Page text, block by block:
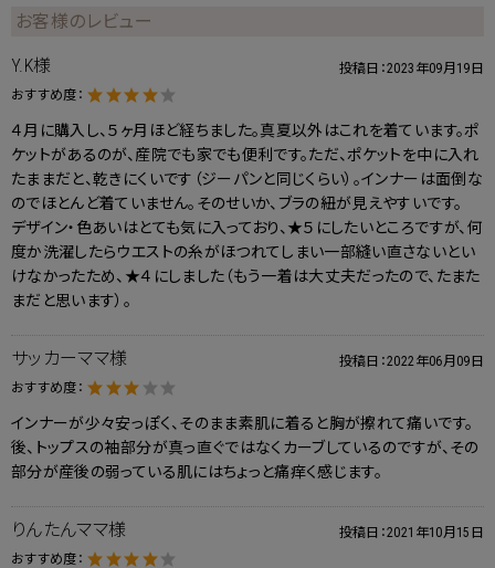
お客様のレビュー
Y.K様 投稿日：2023年09月19日
おすすめ度：
４月に購入し、５ヶ月ほど経ちました。真夏以外はこれを着ています。ポ
ケットがあるのが、産院でも家でも便利です。ただ、ポケットを中に入れ
たままだと、乾きにくいです（ジーパンと同じくらい）。インナーは面倒な
のでほとんど着ていません。そのせいか、ブラの紐が見えやすいです。
デザイン・色あいはとても気に入っており、★５にしたいところですが、何
度か洗濯したらウエストの糸がほつれてしまい一部縫い直さないとい
けなかったため、★４にしました（もう一着は大丈夫だったので、たまた
まだと思います）。
サッカーママ様 投稿日：2022年06月09日
おすすめ度：
インナーが少々安っぽく、そのまま素肌に着ると胸が擦れて痛いです。
後、トップスの袖部分が真っ直ぐではなくカーブしているのですが、その
部分が産後の弱っている肌にはちょっと痛痒く感じます。
りんたんママ様 投稿日：2021年10月15日
おすすめ度：